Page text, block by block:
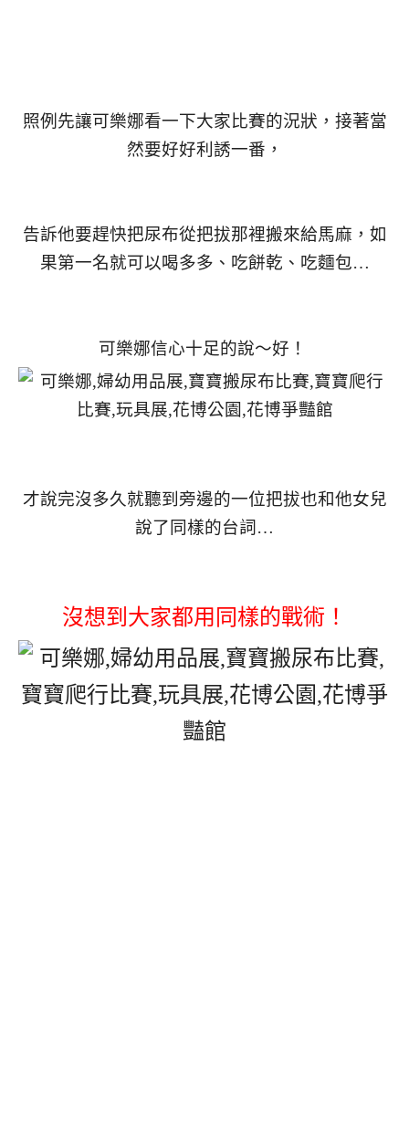
照例先讓可樂娜看一下大家比賽的況狀，接著當
然要好好利誘一番，
告訴他要趕快把尿布從把拔那裡搬來給馬麻，如
果第一名就可以喝多多、吃餅乾、吃麵包…
可樂娜信心十足的說～好！
才說完沒多久就聽到旁邊的一位把拔也和他女兒
說了同樣的台詞…
沒想到大家都用同樣的戰術！